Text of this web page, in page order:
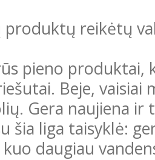
produktų reikėtų
pieno produktai,
Beje,
Gera naujiena
šia liga taisyklė:
daugiau